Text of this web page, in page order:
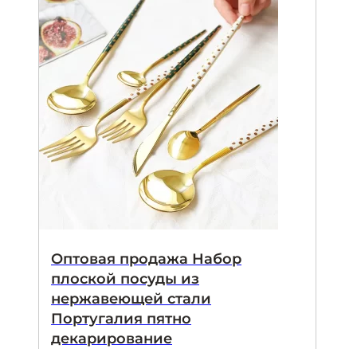
Оптовая продажа Набор
плоской посуды из
нержавеющей стали
Португалия пятно
декарирование